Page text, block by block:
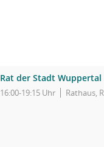
Rat der Stadt Wuppertal
16:00-19:15 Uhr Rathaus,